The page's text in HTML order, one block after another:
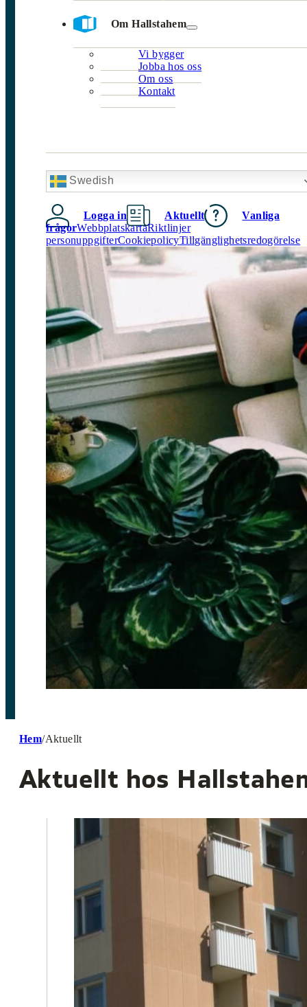
Om Hallstahem
Vi bygger
Jobba hos oss
Om oss
Kontakt
Swedish
Logga in Aktuellt
Vanliga
frågorWebbplatskartaRiktlinjer
personuppgifterCookiepolicyTillgänglighetsredogörelse
Hem/Aktuellt
Aktuellt hos